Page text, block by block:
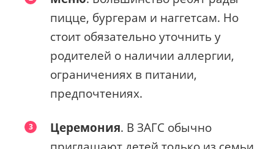
пицце, бургерам и наггетсам. Но
стоит обязательно уточнить у
родителей о наличии аллергии,
ограничениях в питании,
предпочтениях.
Церемония. В ЗАГС обычно